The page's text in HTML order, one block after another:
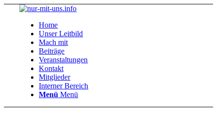
Home
Unser Leitbild
Mach mit
Beiträge
Veranstaltungen
Kontakt
Mitglieder
Interner Bereich
Menü Menü